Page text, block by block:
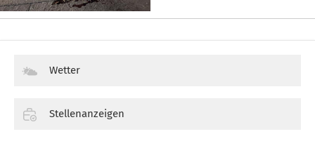
Wetter
Stellenanzeigen